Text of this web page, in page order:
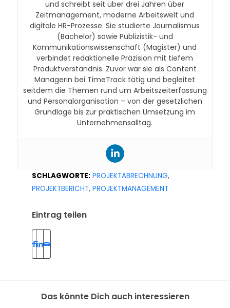
und schreibt seit über drei Jahren über
Zeitmanagement, moderne Arbeitswelt und
digitale HR-Prozesse. Sie studierte Journalismus
(Bachelor) sowie Publizistik- und
Kommunikationswissenschaft (Magister) und
verbindet redaktionelle Präzision mit tiefem
Produktverständnis. Zuvor war sie als Content
Managerin bei TimeTrack tätig und begleitet
seitdem die Themen rund um Arbeitszeiterfassung
und Personalorganisation – von der gesetzlichen
Grundlage bis zur praktischen Umsetzung im
Unternehmensalltag.
SCHLAGWORTE: PROJEKTABRECHNUNG,
PROJEKTBERICHT,PROJEKTMANAGEMENT
Eintrag teilen
Das könnte Dich auch interessieren